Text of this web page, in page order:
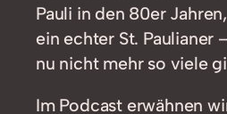
Pauli in den 80er
ein echter St. Paulianer
nu nicht mehr so viele
Im Podcast erwähnen